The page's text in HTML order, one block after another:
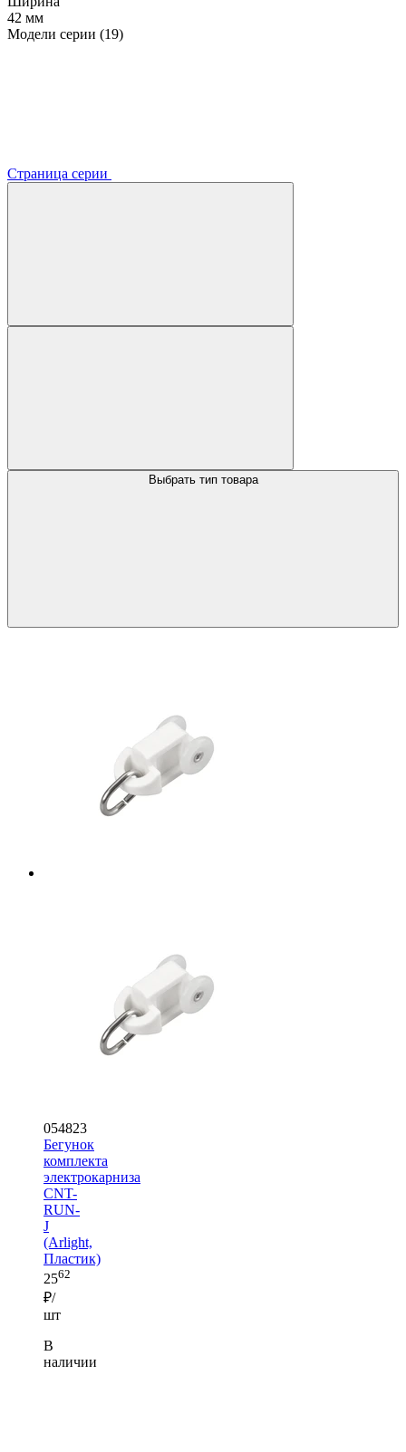
42 мм
Модели серии (19)
Страница серии
Выбрать тип товара
054823
Бегунок
комплекта
электрокарниза
CNT-
RUN-
J
(Arlight,
Пластик)
2562
₽/
шт
В
наличии